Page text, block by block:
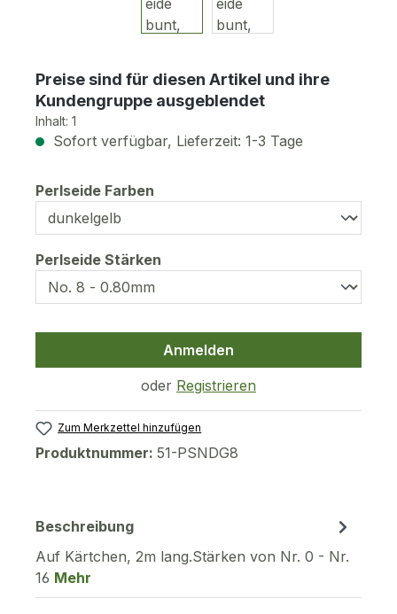
Preise sind für diesen Artikel und ihre
Kundengruppe ausgeblendet
Inhalt: 1
Sofort verfügbar, Lieferzeit: 1-3 Tage
Perlseide Farben
Perlseide Stärken
Anmelden
oder Registrieren
Zum Merkzettel hinzufügen
Produktnummer: 51-PSNDG8
Beschreibung
Auf Kärtchen, 2m lang.Stärken von Nr. 0 - Nr.
16 Mehr